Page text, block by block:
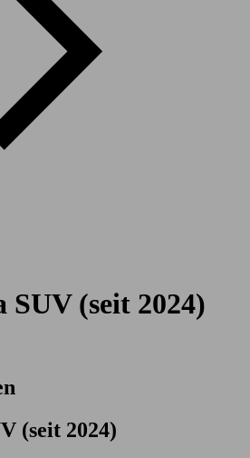
(seit 2024)
(seit 2024)